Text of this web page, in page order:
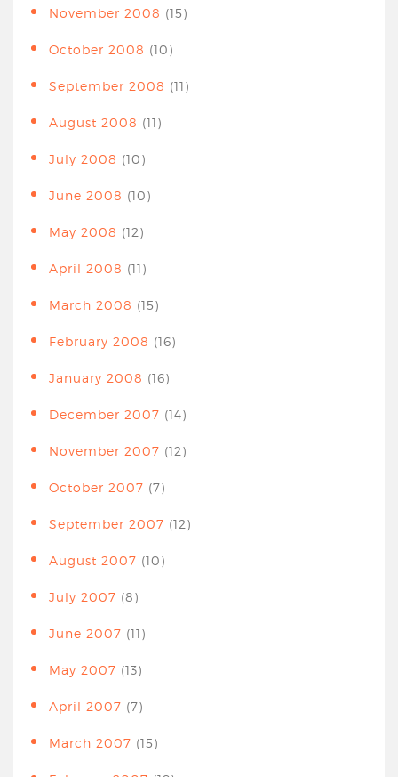
November 2008 (15)
October 2008 (10)
September 2008 (11)
August 2008 (11)
July 2008 (10)
June 2008 (10)
May 2008 (12)
April 2008 (11)
March 2008 (15)
February 2008 (16)
January 2008 (16)
December 2007 (14)
November 2007 (12)
October 2007 (7)
September 2007 (12)
August 2007 (10)
July 2007 (8)
June 2007 (11)
May 2007 (13)
April 2007 (7)
March 2007 (15)